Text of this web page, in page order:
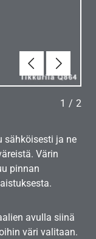
Edellinen
1 / 2
sähköisesti ja ne
Värin
pinnan
avulla siinä
väri valitaan.